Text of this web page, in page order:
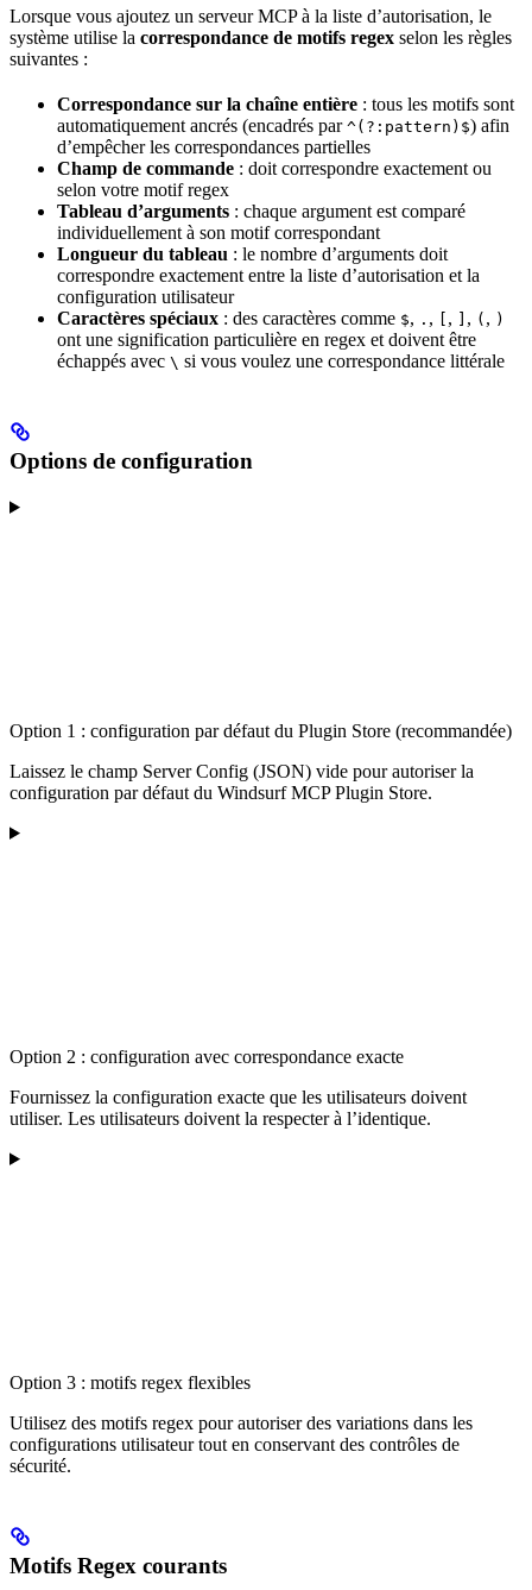
Lorsque vous ajoutez un serveur MCP à la liste d’autorisation, le
système utilise la correspondance de motifs regex selon les règles
suivantes :
Correspondance sur la chaîne entière : tous les motifs sont
automatiquement ancrés (encadrés par ^(?:pattern)$) afin
d’empêcher les correspondances partielles
Champ de commande : doit correspondre exactement ou
selon votre motif regex
Tableau d’arguments : chaque argument est comparé
individuellement à son motif correspondant
Longueur du tableau : le nombre d’arguments doit
correspondre exactement entre la liste d’autorisation et la
configuration utilisateur
Caractères spéciaux : des caractères comme $, . , , , ( , )
ont une signification particulière en regex et doivent être
échappés avec \ si vous voulez une correspondance littérale
Options de configuration
Option 1 : configuration par défaut du Plugin Store (recommandée)
Laissez le champ Server Config (JSON) vide pour autoriser la
configuration par défaut du Windsurf MCP Plugin Store.
Option 2 : configuration avec correspondance exacte
Fournissez la configuration exacte que les utilisateurs doivent
utiliser. Les utilisateurs doivent la respecter à l’identique.
Option 3 : motifs regex flexibles
Utilisez des motifs regex pour autoriser des variations dans les
configurations utilisateur tout en conservant des contrôles de
sécurité.
Motifs Regex courants